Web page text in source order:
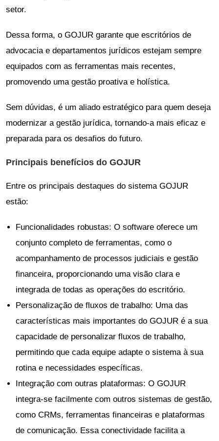
setor.
Dessa forma, o GOJUR garante que escritórios de
advocacia e departamentos jurídicos estejam sempre
equipados com as ferramentas mais recentes,
promovendo uma gestão proativa e holística.
Sem dúvidas, é um aliado estratégico para quem deseja
modernizar a gestão jurídica, tornando-a mais eficaz e
preparada para os desafios do futuro.
Principais benefícios do GOJUR
Entre os principais destaques do sistema GOJUR
estão:
Funcionalidades robustas: O software oferece um
conjunto completo de ferramentas, como o
acompanhamento de processos judiciais e gestão
financeira, proporcionando uma visão clara e
integrada de todas as operações do escritório.
Personalização de fluxos de trabalho: Uma das
características mais importantes do GOJUR é a sua
capacidade de personalizar fluxos de trabalho,
permitindo que cada equipe adapte o sistema à sua
rotina e necessidades específicas.
Integração com outras plataformas: O GOJUR
integra-se facilmente com outros sistemas de gestão,
como CRMs, ferramentas financeiras e plataformas
de comunicação. Essa conectividade facilita a